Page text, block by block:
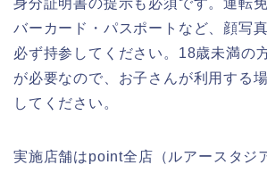
身分証明書の提示も必須です。運転
バーカード・パスポートなど、顔写
必ず持参してください。18歳未満の
が必要なので、お子さんが利用する
してください。
実施店舗はpoint全店（ルアースタジ